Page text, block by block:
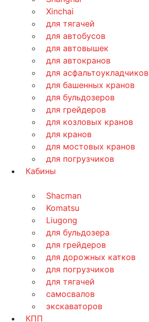
Xinchai
для тягачей
для автобусов
для автовышек
для автокранов
для асфальтоукладчиков
для башенных кранов
для бульдозеров
для грейдеров
для козловых кранов
для кранов
для мостовых кранов
для погрузчиков
Кабины
Shacman
Komatsu
Liugong
для бульдозера
для грейдеров
для дорожных катков
для погрузчиков
для тягачей
самосвалов
экскаваторов
КПП